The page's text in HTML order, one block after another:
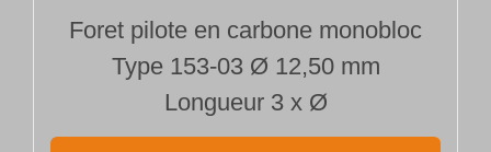
Foret pilote en carbone monobloc
Type 153-03 Ø 12,50 mm
Longueur 3 x Ø